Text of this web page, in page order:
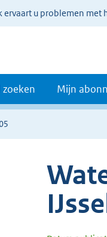
ervaart u problemen met
Mijn